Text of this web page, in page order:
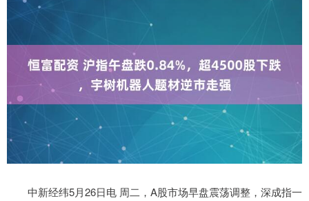
中新经纬5月26日电 周二，A股市场早盘震荡调整，深成指一